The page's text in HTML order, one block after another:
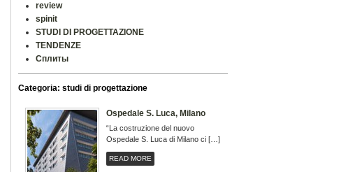
review
spinit
STUDI DI PROGETTAZIONE
TENDENZE
Сплиты
Categoria: studi di progettazione
Ospedale S. Luca, Milano
“La costruzione del nuovo
Ospedale S. Luca di Milano ci […]
READ MORE